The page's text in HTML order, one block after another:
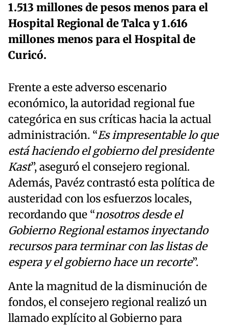
1.513 millones de pesos menos para el
Hospital Regional de Talca y 1.616
millones menos para el Hospital de
Curicó.
Frente a este adverso escenario
económico, la autoridad regional fue
categórica en sus críticas hacia la actual
administración. “Es impresentable lo que
está haciendo el gobierno del presidente
Kast”, aseguró el consejero regional.
Además, Pavéz contrastó esta política de
austeridad con los esfuerzos locales,
recordando que “nosotros desde el
Gobierno Regional estamos inyectando
recursos para terminar con las listas de
espera y el gobierno hace un recorte”.
Ante la magnitud de la disminución de
fondos, el consejero regional realizó un
llamado explícito al Gobierno para